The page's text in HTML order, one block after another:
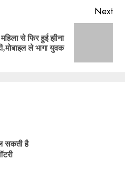
Next
महिला से फिर हुई झीना
ले भागा युवक
सकती है